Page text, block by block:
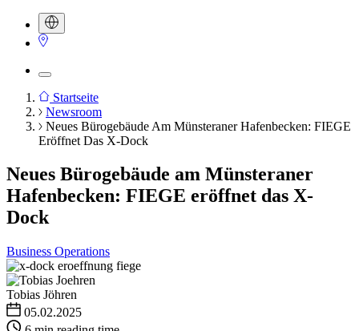
Pfadnavigation
Startseite
Newsroom
Neues Bürogebäude Am Münsteraner Hafenbecken: FIEGE
Eröffnet Das X-Dock
Neues Bürogebäude am Münsteraner
Hafenbecken: FIEGE eröffnet das X-
Dock
Business Operations
Tobias Jöhren
05.02.2025